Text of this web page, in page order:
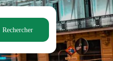
Rechercher